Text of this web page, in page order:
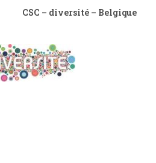
CSC – diversité – Belgique